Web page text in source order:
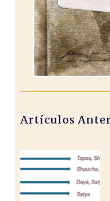
Artículos